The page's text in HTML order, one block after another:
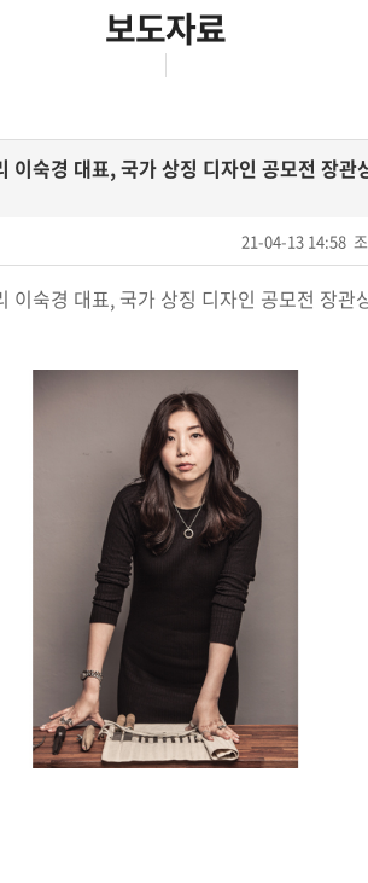
보도자료
이숙경 대표, 국가 상징 디자인 공모전 장관
21-04-13 14:58
이숙경 대표, 국가 상징 디자인 공모전 장관